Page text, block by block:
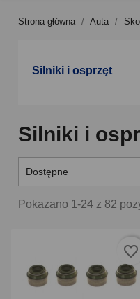
Strona główna Auta
Silniki i osprzęt
Silniki i
Dostępne
Pokazano 1-24 z 82
favorite_border